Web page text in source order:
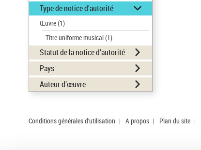
Type de notice d'autorité
Œuvre(1)
Titre uniforme musical(1)
Statut de la notice d’autorité
Pays
Auteur d’œuvre
Conditions générales d'utilisation | A propos | Plan du site |